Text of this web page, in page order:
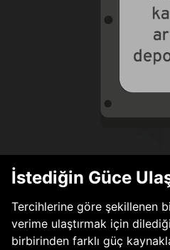
İstediğin Güce
Tercihlerine göre şekillenen
verime ulaştırmak için
birbirinden farklı güç